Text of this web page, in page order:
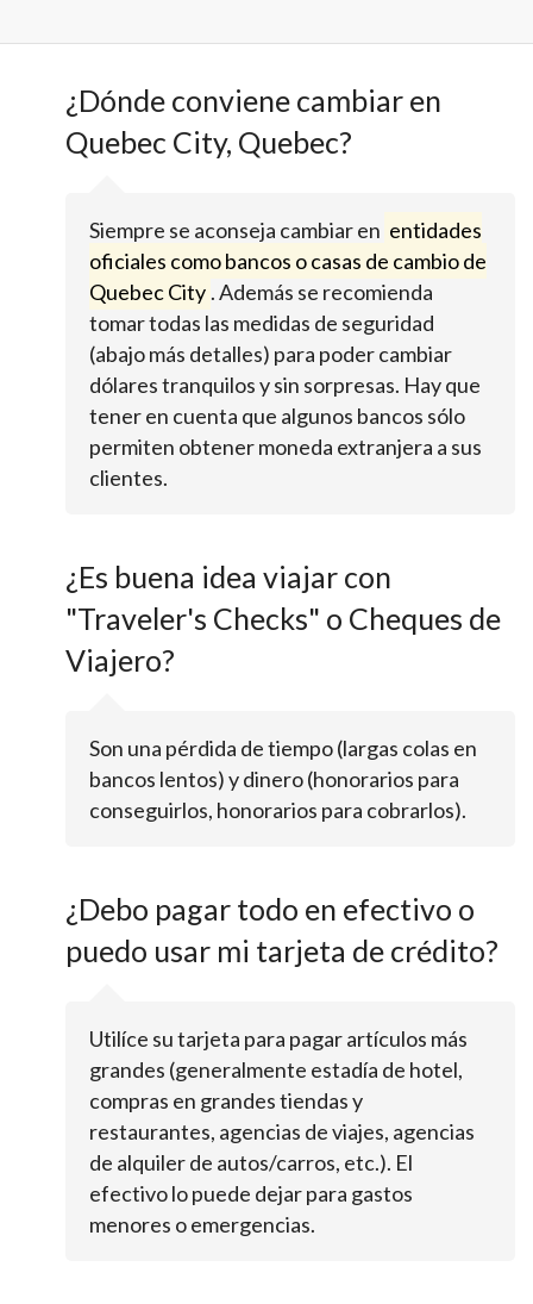
¿Dónde conviene cambiar en
Quebec City, Quebec?
Siempre se aconseja cambiar en entidades
oficiales como bancos o casas de cambio de
Quebec City . Además se recomienda
tomar todas las medidas de seguridad
(abajo más detalles) para poder cambiar
dólares tranquilos y sin sorpresas. Hay que
tener en cuenta que algunos bancos sólo
permiten obtener moneda extranjera a sus
clientes.
¿Es buena idea viajar con
"Traveler's Checks" o Cheques de
Viajero?
Son una pérdida de tiempo (largas colas en
bancos lentos) y dinero (honorarios para
conseguirlos, honorarios para cobrarlos).
¿Debo pagar todo en efectivo o
puedo usar mi tarjeta de crédito?
Utilíce su tarjeta para pagar artículos más
grandes (generalmente estadía de hotel,
compras en grandes tiendas y
restaurantes, agencias de viajes, agencias
de alquiler de autos/carros, etc.). El
efectivo lo puede dejar para gastos
menores o emergencias.